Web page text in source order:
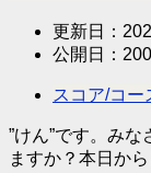
更新日：
公開日：
スコア/コ
”けん”です。み
ますか？本日か